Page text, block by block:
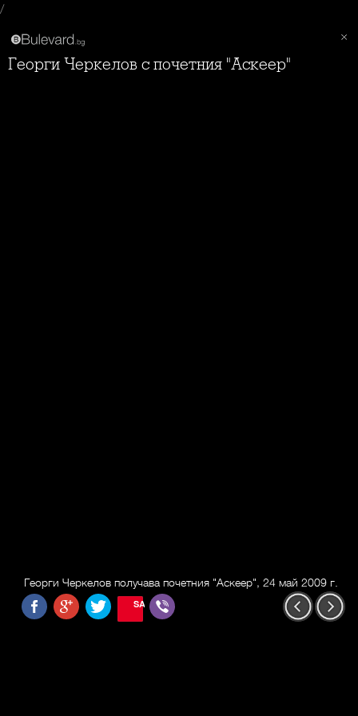
/
Георги Черкелов с почетния "Аскеер"
Георги Черкелов получава почетния "Аскеер", 24 май 2009 г.
SAVE